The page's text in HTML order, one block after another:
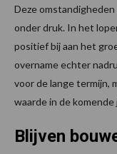
Deze
onder druk. In het
positief bij aan het
overname echter
voor de lange termijn,
waarde in de komende
Blijven